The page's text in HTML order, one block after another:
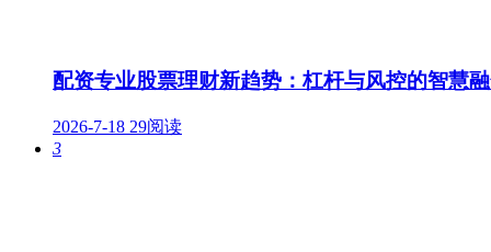
配资专业股票理财新趋势：杠杆与风控的智慧
2026-7-18 29阅读
3